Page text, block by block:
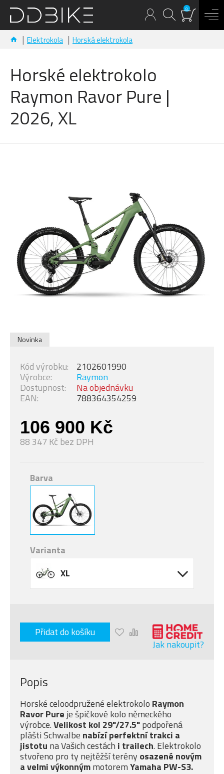
0
Elektrokola Horská elektrokola
Horské elektrokolo
Raymon Ravor Pure |
2026, XL
Novinka
106 900 Kč
88 347 Kč bez DPH
Dostupnost: Na objednávku
Výrobce: Raymon
Kód výrobku: 2102601990
EAN: 788364354259
Barva
Varianta
XL
Přidat do košíku
Jak nakoupit?
Popis
Horské celoodpružené elektrokolo Raymon
Ravor Pure je špičkové kolo německého
výrobce.Velikost kol 29"/27.5"podpořená
plášti Schwalbe nabízíperfektní trakci a
jistotu na Vašich cestách i trailech. Elektrokolo
stvořeno pro ty nejtěžší terény osazené novým
a velmivýkonnýmmotoremYamaha PW-S3.